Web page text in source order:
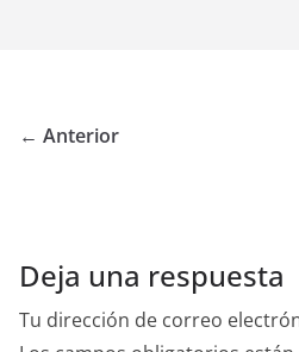
← Anterior
Deja una respuesta
Tu dirección de correo